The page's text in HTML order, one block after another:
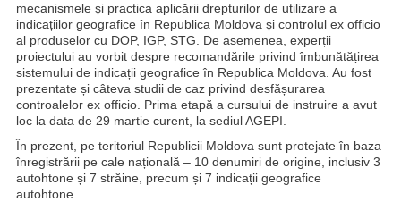
mecanismele și practica aplicării drepturilor de utilizare a
indicațiilor geografice în Republica Moldova și controlul ex officio
al produselor cu DOP, IGP, STG. De asemenea, experții
proiectului au vorbit despre recomandările privind îmbunătățirea
sistemului de indicații geografice în Republica Moldova. Au fost
prezentate și câteva studii de caz privind desfășurarea
controalelor ex officio. Prima etapă a cursului de instruire a avut
loc la data de 29 martie curent, la sediul AGEPI.
În prezent, pe teritoriul Republicii Moldova sunt protejate în baza
înregistrării pe cale națională – 10 denumiri de origine, inclusiv 3
autohtone și 7 străine, precum și 7 indicații geografice
autohtone.